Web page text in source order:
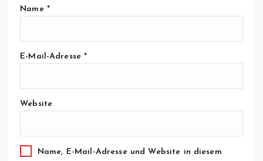
Name *
E-Mail-Adresse*
Website
Name, E-Mail-Adresse und Website in diesem